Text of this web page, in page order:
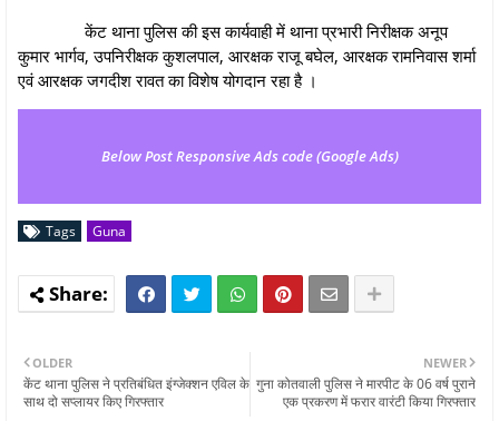
केंट थाना पुलिस की इस कार्यवाही में थाना प्रभारी निरीक्षक अनूप
कुमार भार्गव, उपनिरीक्षक कुशलपाल, आरक्षक राजू बघेल, आरक्षक रामनिवास शर्मा
एवं आरक्षक जगदीश रावत का विशेष योगदान रहा है ।
Below Post Responsive Ads code (Google Ads)
Tags Guna
NEWER
गुना कोतवाली पुलिस ने मारपीट के 06 वर्ष पुराने
एक प्रकरण में फरार वारंटी किया गिरफ्तार
OLDER
केंट थाना पुलिस ने प्रतिबंधित इंग्‍जेक्‍शन एविल के
साथ दो सप्लायर किए गिरफ्तार